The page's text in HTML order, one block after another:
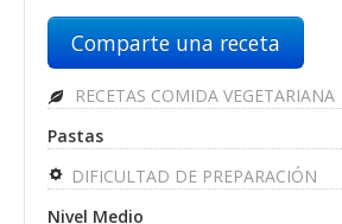
Comparte una receta
RECETAS COMIDA VEGETARIANA
Pastas
DIFICULTAD DE PREPARACIÓN
Nivel Medio